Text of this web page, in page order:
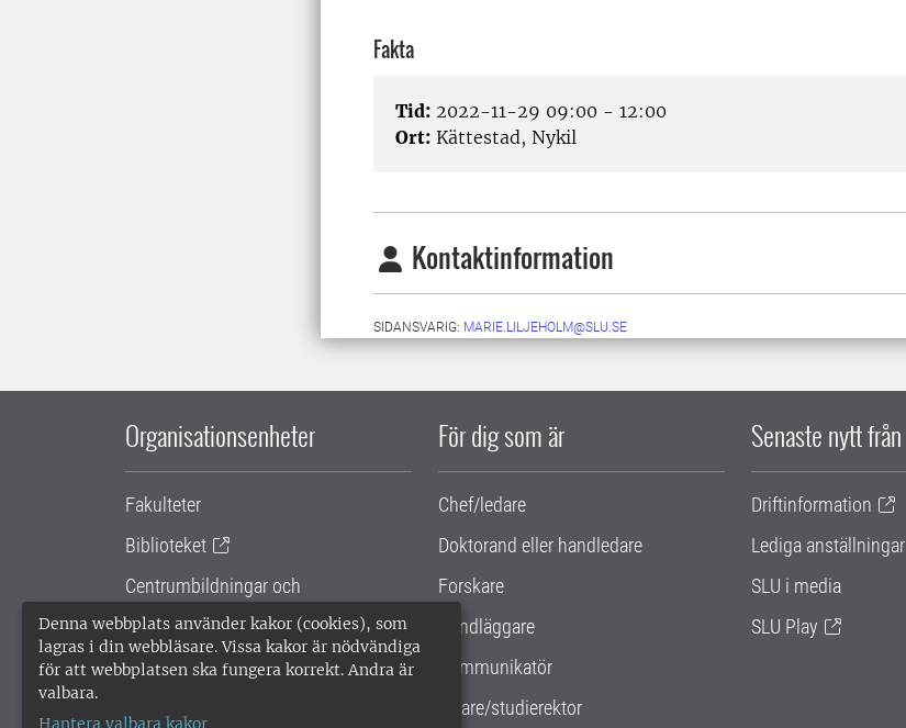
Denna webbplats använder kakor (cookies), som
lagras i din webbläsare. Vissa kakor är nödvändiga
för att webbplatsen ska fungera korrekt. Andra är
valbara.
Hantera valbara kakor
Fakta
Tid: 2022-11-29 09:00 - 12:00
Ort: Kättestad, Nykil
Kontaktinformation
SIDANSVARIG: MARIE.LILJEHOLM@SLU.SE
Organisationsenheter
Fakulteter
Biblioteket
Centrumbildningar och
samarbetsprojekt
Gemensamma verksamhetsstödet
För dig som är
Chef/ledare
Doktorand eller handledare
Forskare
Handläggare
Kommunikatör
Lärare/studierektor
Senaste nytt från
Driftinformation
Lediga anställningar
SLU i media
SLU Play